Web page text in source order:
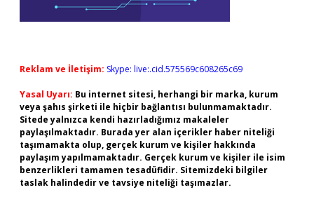
Reklam ve İletişim: Skype: live:.cid.575569c608265c69
Yasal Uyarı: Bu internet sitesi, herhangi bir marka, kurum
veya şahıs şirketi ile hiçbir bağlantısı bulunmamaktadır.
Sitede yalnızca kendi hazırladığımız makaleler
paylaşılmaktadır. Burada yer alan içerikler haber niteliği
taşımamakta olup, gerçek kurum ve kişiler hakkında
paylaşım yapılmamaktadır. Gerçek kurum ve kişiler ile isim
benzerlikleri tamamen tesadüfidir. Sitemizdeki bilgiler
taslak halindedir ve tavsiye niteliği taşımazlar.